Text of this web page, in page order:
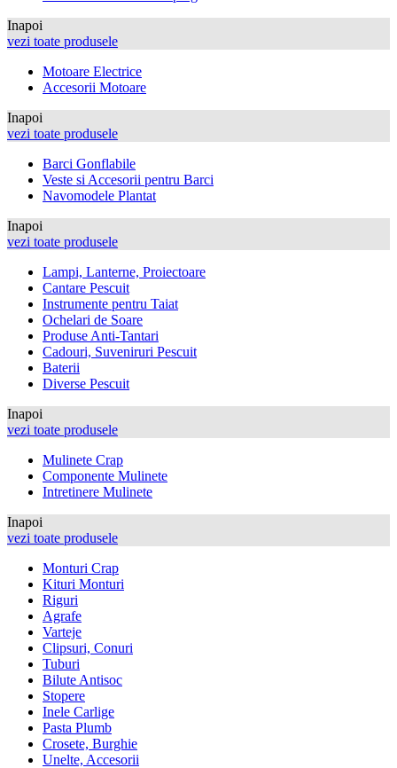
Inapoi
vezi toate produsele
Motoare Electrice
Accesorii Motoare
Inapoi
vezi toate produsele
Barci Gonflabile
Veste si Accesorii pentru Barci
Navomodele Plantat
Inapoi
vezi toate produsele
Lampi, Lanterne, Proiectoare
Cantare Pescuit
Instrumente pentru Taiat
Ochelari de Soare
Produse Anti-Tantari
Cadouri, Suveniruri Pescuit
Baterii
Diverse Pescuit
Inapoi
vezi toate produsele
Mulinete Crap
Componente Mulinete
Intretinere Mulinete
Inapoi
vezi toate produsele
Monturi Crap
Kituri Monturi
Riguri
Agrafe
Varteje
Clipsuri, Conuri
Tuburi
Bilute Antisoc
Stopere
Inele Carlige
Pasta Plumb
Crosete, Burghie
Unelte, Accesorii